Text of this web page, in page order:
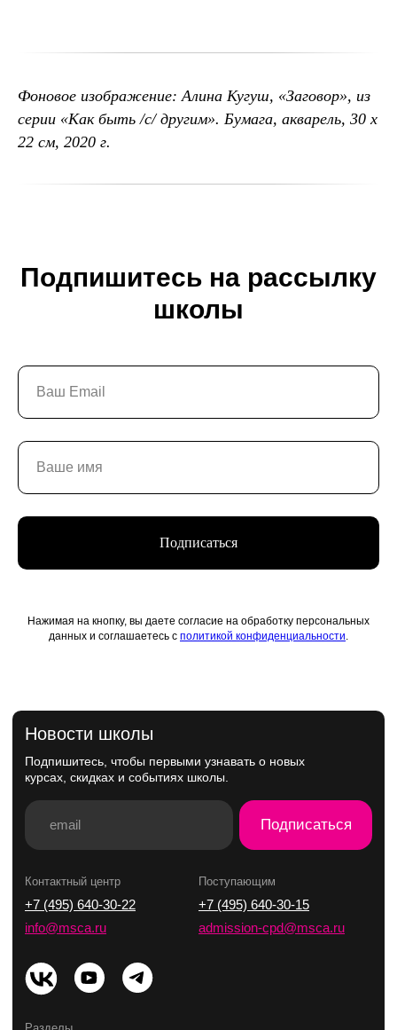
Фоновое изображение: Алина Кугуш, «Заговор», из
серии «Как быть /с/ другим». Бумага, акварель, 30 х
22 см, 2020 г.
Подпишитесь на рассылку
школы
Подписаться
Нажимая на кнопку, вы даете согласие на обработку персональных
данных и соглашаетесь с политикой конфиденциальности.